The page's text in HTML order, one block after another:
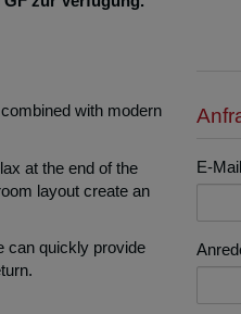
with modern
at the end of the
layout create an
quickly provide
E-Mail